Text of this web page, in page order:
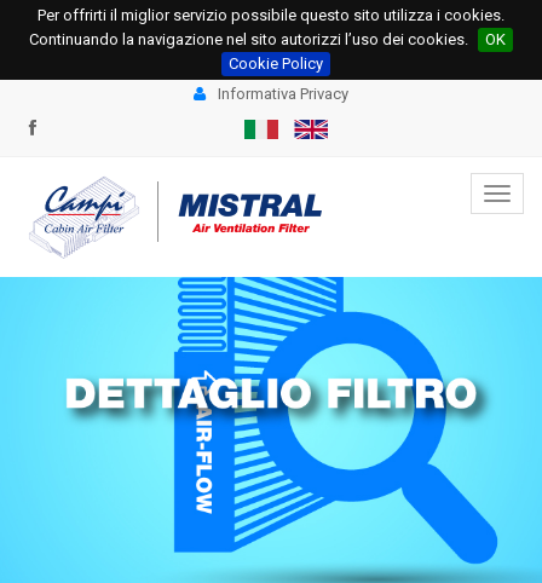
Per offrirti il miglior servizio possibile questo sito utilizza i cookies.
Continuando la navigazione nel sito autorizzi l’uso dei cookies.
OK
Cookie Policy
+39 0331.534695
+39 0331.534678
ordini@campi.eu
Informativa Privacy